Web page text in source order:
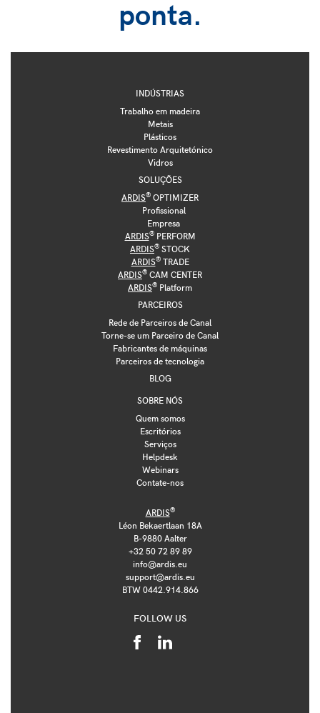
ponta.
INDÚSTRIAS
Trabalho em madeira
Metais
Plásticos
Revestimento Arquitetónico
Vidros
SOLUÇÕES
ARDIS® OPTIMIZER
Profissional
Empresa
ARDIS®PERFORM
ARDIS® STOCK
ARDIS®TRADE
ARDIS® CAM CENTER
ARDIS® Platform
PARCEIROS
Rede de Parceiros de Canal
Torne-se um Parceiro de Canal
Fabricantes de máquinas
Parceiros de tecnologia
BLOG
SOBRE NÓS
Quem somos
Escritórios
Serviços
Helpdesk
Webinars
Contate-nos
ARDIS®
Léon Bekaertlaan 18A
B-9880 Aalter
+32 50 72 89 89
info@ardis.eu
support@ardis.eu
BTW 0442.914.866
FOLLOW US